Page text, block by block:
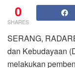
0
SHARES
SERANG,
dan Kebudayaan
melakukan